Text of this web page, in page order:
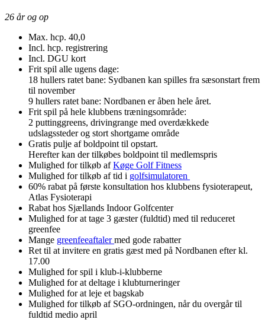
26 år og op
Max. hcp. 40,0
Incl. hcp. registrering
Incl. DGU kort
Frit spil alle ugens dage:
18 hullers ratet bane: Sydbanen kan spilles fra sæsonstart frem
til november
9 hullers ratet bane: Nordbanen er åben hele året.
Frit spil på hele klubbens træningsområde:
2 puttinggreens, drivingrange med overdækkede
udslagssteder og stort shortgame område
Gratis pulje af boldpoint til opstart.
Herefter kan der tilkøbes boldpoint til medlemspris
Mulighed for tilkøb afKøge Golf Fitness
Mulighed for tilkøb af tid i golfsimulatoren
60% rabat på første konsultation hos klubbens fysioterapeut,
Atlas Fysioterapi
Rabat hos Sjællands Indoor Golfcenter
Mulighed for at tage 3 gæster (fuldtid) med til reduceret
greenfee
Mange greenfeeaftalermed gode rabatter
Ret til at invitere en gratis gæst med på Nordbanen efter kl.
17.00
Mulighed for spil i klub-i-klubberne
Mulighed for at deltage i klubturneringer
Mulighed for at leje et bagskab
Mulighed for tilkøb af SGO-ordningen, når du overgår til
fuldtid medio april